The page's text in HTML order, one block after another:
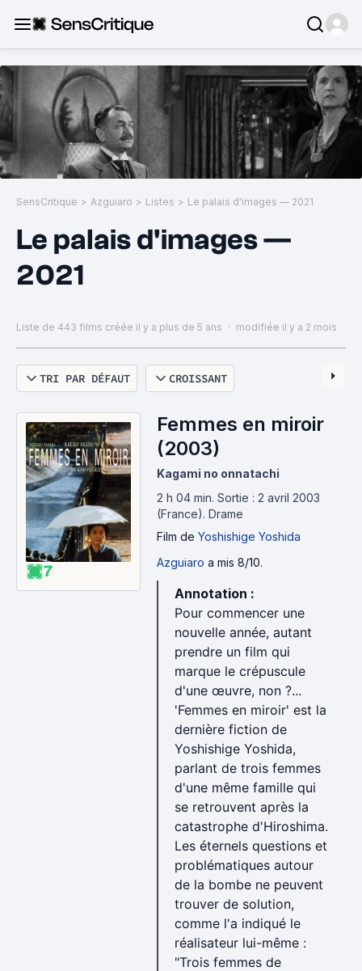
SensCritique > Azguiaro > Listes > Le palais d'images — 2021
Le palais d'images —
2021
Liste de 443 films créée il y a plus de 5 ans · modifiée il y a 2 mois
TRI PAR DÉFAUT CROISSANT
7
Femmes en miroir
(2003)
Kagami no onnatachi
2 h 04 min. Sortie : 2 avril 2003
(France). Drame
Film de Yoshishige Yoshida
Azguiaro a mis 8/10.
Annotation :
Pour commencer une
nouvelle année, autant
prendre un film qui
marque le crépuscule
d'une œuvre, non ?...
'Femmes en miroir' est la
dernière fiction de
Yoshishige Yoshida,
parlant de trois femmes
d'une même famille qui
se retrouvent après la
catastrophe d'Hiroshima.
Les éternels questions et
problématiques autour
de la bombe ne peuvent
trouver de solution,
comme l'a indiqué le
réalisateur lui-même :
"Trois femmes de